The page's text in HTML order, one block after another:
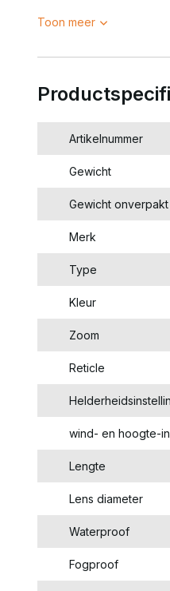
Toon meer
Artikelnummer
Gewicht
Gewicht onverpakt
Merk
Type
Kleur
Zoom
Reticle
wind- en hoogte-
Lengte
Lens diameter
Waterproof
Fogproof